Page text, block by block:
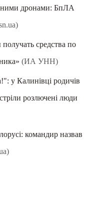
дронами: БпЛА
средства по
(ИА УНН)
у Калинівці родичів
розлючені люди
командир назвав